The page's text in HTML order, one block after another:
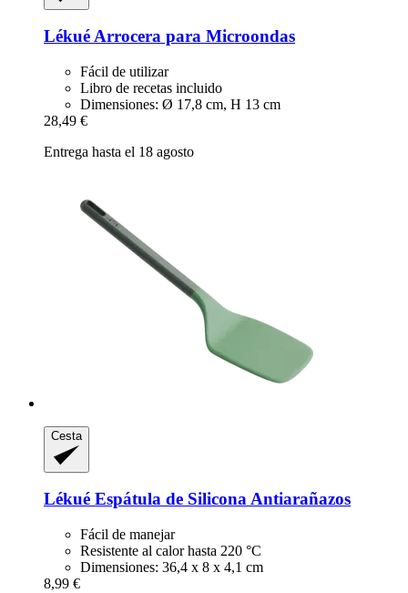
LékuéArrocera para Microondas
Fácil de utilizar
Libro de recetas incluido
Dimensiones: Ø 17,8 cm, H 13 cm
28,49 €
Entrega hasta el 18 agosto
Cesta
Lékué Espátula de Silicona Antiarañazos
Fácil de manejar
Resistente al calor hasta 220 °C
Dimensiones: 36,4 x 8 x 4,1 cm
8,99 €